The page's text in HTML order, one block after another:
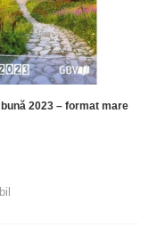
2023 – format mare